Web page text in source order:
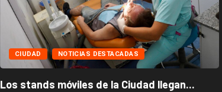
CIUDAD NOTICIAS DESTACADAS
Los stands móviles de la Ciudad llegan...